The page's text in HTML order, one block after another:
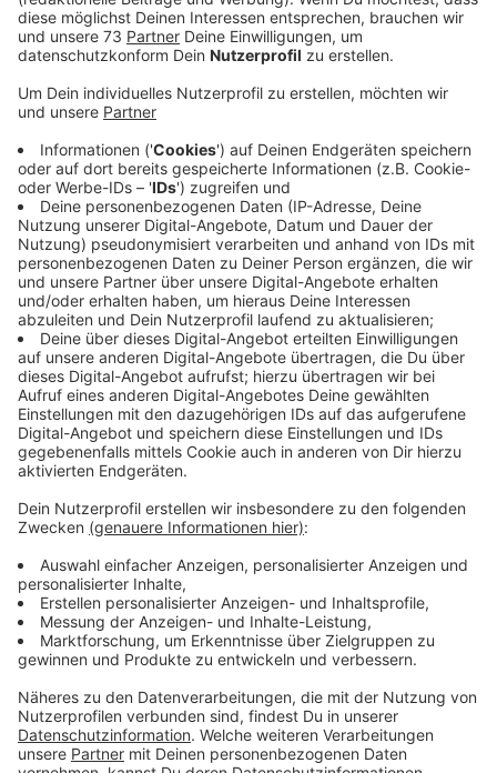
Eröffnet werden soll das Zentrum im Sommer 2021.
Eine Besonderheit des Projekts ist, dass Studierende
an mehreren Entwürfen gearbeitet.
Alle weiteren Infos zu dem Projekt und spenden
könnt Ihr hier.
Anzeige
Hendrik Alsmann über das Philippinen-
Projekt
Anzeige
Was genau das Projekt ist und warum Bambusgebäude
einem Taifun eher standhalten als ein Betongebäude
erzählt Hendrik unserer Nachmittagsmoderatorin Sina
Kuipers. Und er spricht auch über die Philippinen, denn
er selbst hat drei Jahre dort gelebt. Wichtig ist dem
Team, dass das Projekt nachhaltig ist, sagt Hendrik:
"Wir brauchten ein Projekt, dass sich selbst auch
irgendwie trägt."
Anzeige